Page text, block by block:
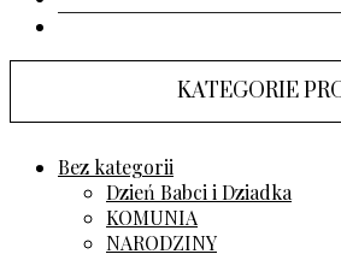
KATEGORIE
Bez kategorii
Dzień Babci i Dziadka
KOMUNIA
NARODZINY